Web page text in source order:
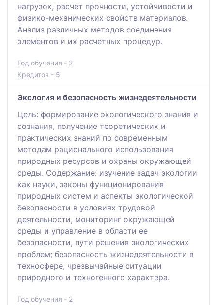
нагрузок, расчет прочности, устойчивости и
физико-механических свойств материалов.
Анализ различных методов соединения
элементов и их расчетных процедур.
Год обучения - 2
Кредитов - 5
Экология и безопасность жизнедеятельности
Цель: формирование экологического знания и
сознания, получение теоретических и
практических знаний по современным
методам рационального использования
природных ресурсов и охраны окружающей
среды. Содержание: изучение задач экологии
как науки, законы функционирования
природных систем и аспекты экологической
безопасности в условиях трудовой
деятельности, мониторинг окружающей
среды и управление в области ее
безопасности, пути решения экологических
проблем; безопасность жизнедеятельности в
техносфере, чрезвычайные ситуации
природного и техногенного характера.
Год обучения - 2